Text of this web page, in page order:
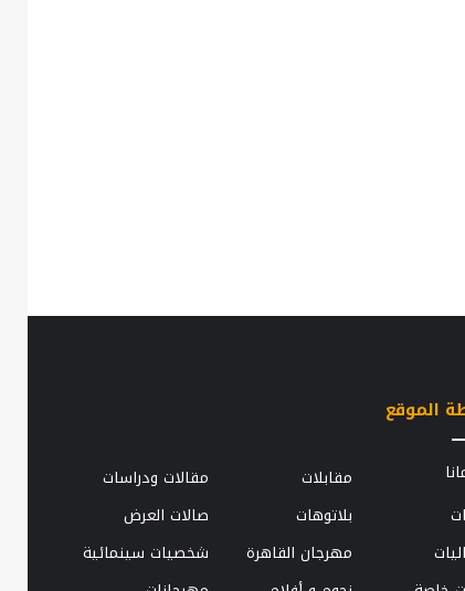
الموقع
مقابلات
مقالات ودراسات
بلاتوهات
صالات العرض
مهرجان القاهرة
شخصيات سينمائية